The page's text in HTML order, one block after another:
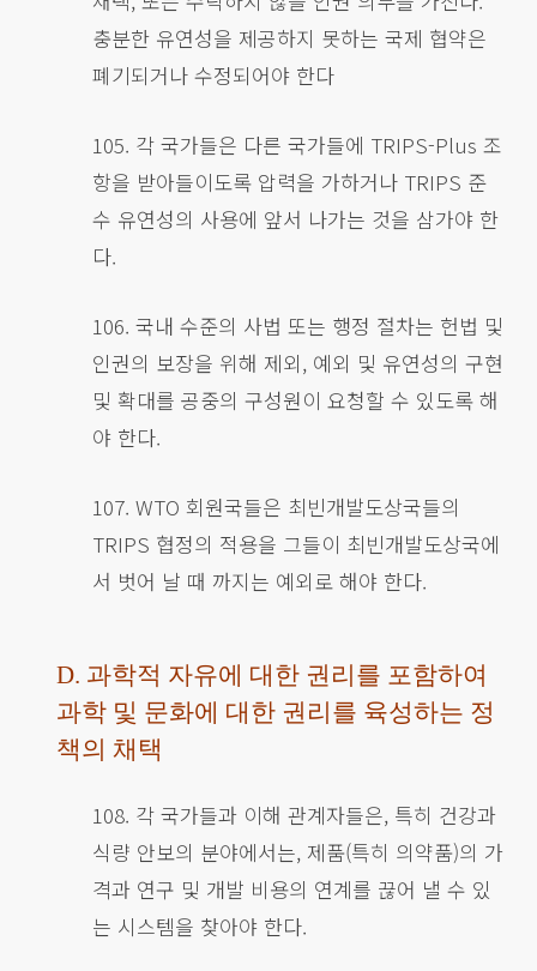
충분한 유연성을 제공하지 못하는 국제 협약은
폐기되거나 수정되어야 한다
105. 각 국가들은 다른 국가들에 TRIPS-Plus 조
항을 받아들이도록 압력을 가하거나 TRIPS 준
수 유연성의 사용에 앞서 나가는 것을 삼가야 한
다.
106. 국내 수준의 사법 또는 행정 절차는 헌법 및
인권의 보장을 위해 제외, 예외 및 유연성의 구현
및 확대를 공중의 구성원이 요청할 수 있도록 해
야 한다.
107. WTO 회원국들은 최빈개발도상국들의
TRIPS 협정의 적용을 그들이 최빈개발도상국에
서 벗어 날 때 까지는 예외로 해야 한다.
D. 과학적 자유에 대한 권리를 포함하여
과학 및 문화에 대한 권리를 육성하는 정
책의 채택
108. 각 국가들과 이해 관계자들은, 특히 건강과
식량 안보의 분야에서는, 제품(특히 의약품)의 가
격과 연구 및 개발 비용의 연계를 끊어 낼 수 있
는 시스템을 찾아야 한다.